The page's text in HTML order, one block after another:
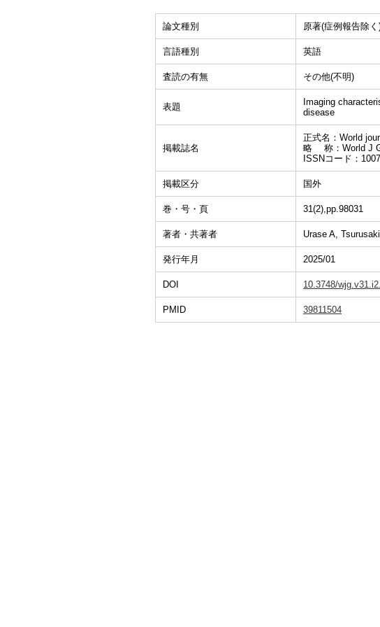
論文種別 原著(症例報告除く
言語種別 英語
査読の有無 その他(不明)
表題
Imaging
disease
掲載誌名
正式名：World
略 称：World J
ISSNコード：
掲載区分 国外
巻・号・頁 31(2),pp.98031
著者・共著者 Urase A,
発行年月 2025/01
DOI 10.3748/
PMID 39811504